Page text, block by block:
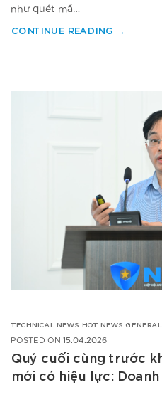
như quét mã…
CONTINUE READING →
TECHNICAL NEWS HOT NEWS
POSTED ON 15.04.2026
Quý cuối cùng trước
mới có hiệu lực: